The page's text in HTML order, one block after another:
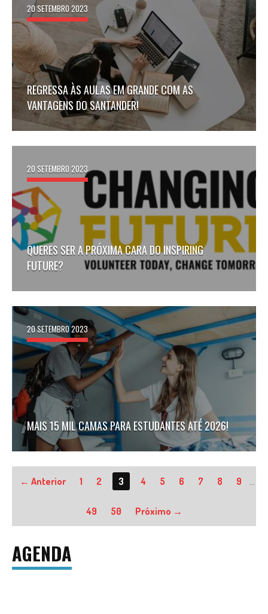
20 SETEMBRO 2023
REGRESSA ÀS AULAS EM GRANDE COM AS
VANTAGENS DO SANTANDER!
20 SETEMBRO 2023
QUERES SER A PRÓXIMA CARA DO INSPIRING
FUTURE?
20 SETEMBRO 2023
MAIS 15 MIL CAMAS PARA ESTUDANTES ATÉ 2026!
← Anterior 1 2 3 4 5 6 7 8 9 …
49 50 Próximo →
AGENDA